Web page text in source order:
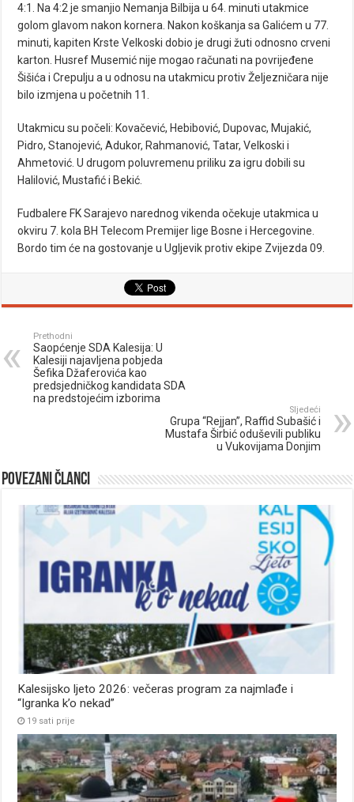
4:1. Na 4:2 je smanjio Nemanja Bilbija u 64. minuti utakmice
golom glavom nakon kornera. Nakon koškanja sa Galićem u 77.
minuti, kapiten Krste Velkoski dobio je drugi žuti odnosno crveni
karton. Husref Musemić nije mogao računati na povrijeđene
Šišića i Crepulju a u odnosu na utakmicu protiv Željezničara nije
bilo izmjena u početnih 11.
Utakmicu su počeli: Kovačević, Hebibović, Dupovac, Mujakić,
Pidro, Stanojević, Adukor, Rahmanović, Tatar, Velkoski i
Ahmetović. U drugom poluvremenu priliku za igru dobili su
Halilović, Mustafić i Bekić.
Fudbalere FK Sarajevo narednog vikenda očekuje utakmica u
okviru 7. kola BH Telecom Premijer lige Bosne i Hercegovine.
Bordo tim će na gostovanje u Ugljevik protiv ekipe Zvijezda 09.
Prethodni
Saopćenje SDA Kalesija: U
Kalesiji najavljena pobjeda
Šefika Džaferovića kao
predsjedničkog kandidata SDA
na predstojećim izborima
Sljedeći
Grupa “Rejjan”, Raffid Subašić i
Mustafa Širbić oduševili publiku
u Vukovijama Donjim
Povezani članci
Kalesijsko ljeto 2026: večeras program za najmlađe i
“Igranka k’o nekad”
19 sati prije